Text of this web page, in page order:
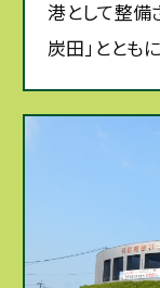
港として整備
炭田」ととも